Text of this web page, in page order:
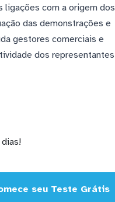
ligações com a origem dos
das demonstrações e
gestores comerciais e
dos representantes
seu Teste Grátis